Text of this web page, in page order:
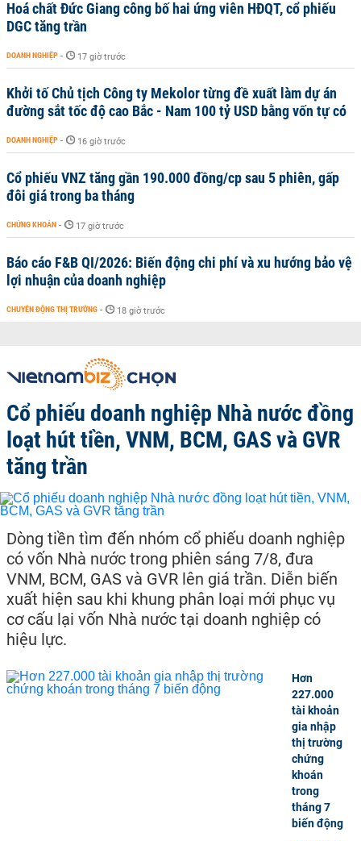
Hoá chất Đức Giang công bố hai ứng viên HĐQT, cổ phiếu
DGC tăng trần
DOANH NGHIỆP - 17 giờ trước
Khởi tố Chủ tịch Công ty Mekolor từng đề xuất làm dự án
đường sắt tốc độ cao Bắc - Nam 100 tỷ USD bằng vốn tự có
DOANH NGHIỆP - 16 giờ trước
Cổ phiếu VNZ tăng gần 190.000 đồng/cp sau 5 phiên, gấp
đôi giá trong ba tháng
CHỨNG KHOÁN - 17 giờ trước
Báo cáo F&B QI/2026: Biến động chi phí và xu hướng bảo vệ
lợi nhuận của doanh nghiệp
CHUYỂN ĐỘNG THỊ TRƯỜNG - 18 giờ trước
Cổ phiếu doanh nghiệp Nhà nước đồng
loạt hút tiền, VNM, BCM, GAS và GVR
tăng trần
Dòng tiền tìm đến nhóm cổ phiếu doanh nghiệp
có vốn Nhà nước trong phiên sáng 7/8, đưa
VNM, BCM, GAS và GVR lên giá trần. Diễn biến
xuất hiện sau khi khung phân loại mới phục vụ
cơ cấu lại vốn Nhà nước tại doanh nghiệp có
hiệu lực.
Hơn
227.000
tài khoản
gia nhập
thị trường
chứng
khoán
trong
tháng 7
biến động